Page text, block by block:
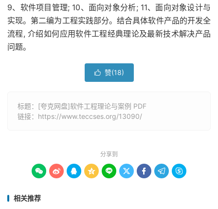
9、软件项目管理; 10、面向对象分析; 11、面向对象设计与
实现。第二编为工程实践部分。结合具体软件产品的开发全
流程, 介绍如何应用软件工程经典理论及最新技术解决产品
问题。
 赞(18)
标题：[夸克网盘]软件工程理论与案例 PDF
链接： https://www.teccses.org/13090/
分享到
        
相关推荐